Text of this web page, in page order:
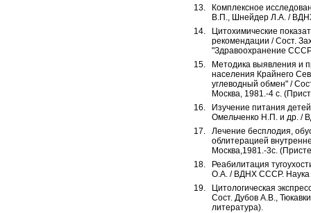
Комплексное
В.П., Шнейдер Л.А. /
Цитохимические
рекомендации / Сост.
"Здравоохранение
Методика выявления и
населения Крайнего
углеводный обмен" /
Москва, 1981.-4 с.
Изучение питания
Омельченко Н.П. и др. /
Лечение бесплодия,
облитерацией
Москва,1981.-3с.
Реабилитация
О.А. / ВДНХ СССР. Наука
Цитологическая
Сост. Дубов А.В.,
литература).